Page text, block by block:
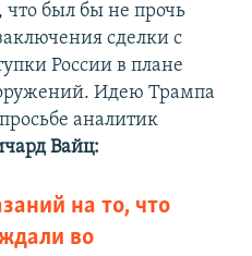
что был бы не прочь
сделки с
России в плане
Идею Трампа
аналитик
Вайц:
на то, что
во